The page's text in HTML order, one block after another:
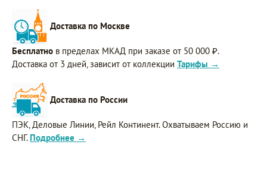
Доставка по Москве
Бесплатно в пределах МКАД при заказе от 50 000 ₽.
Доставка от 3 дней, зависит от коллекции Тарифы →
Доставка по России
ПЭК, Деловые Линии, Рейл Континент. Охватываем Россию и
СНГ. Подробнее →